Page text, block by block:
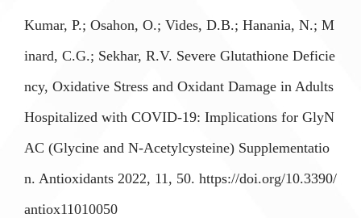
Kumar, P.; Osahon, O.; Vides, D.B.; Hanania, N.; M
inard, C.G.; Sekhar, R.V. Severe Glutathione Deficie
ncy, Oxidative Stress and Oxidant Damage in Adults
Hospitalized with COVID-19: Implications for GlyN
AC (Glycine and N-Acetylcysteine) Supplementatio
n. Antioxidants 2022, 11, 50. https://doi.org/10.3390/
antiox11010050